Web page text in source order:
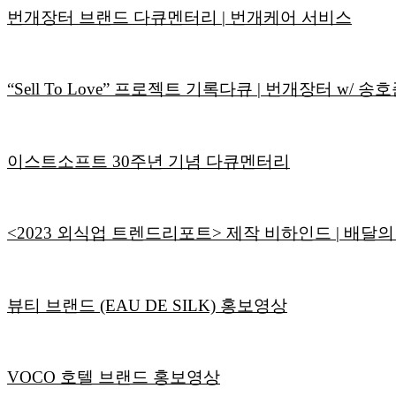
번개장터 브랜드 다큐멘터리 | 번개케어 서비스
“Sell To Love” 프로젝트 기록다큐 | 번개장터 w/ 송호
이스트소프트 30주년 기념 다큐멘터리
<2023 외식업 트렌드리포트> 제작 비하인드 | 배달
뷰티 브랜드 (EAU DE SILK) 홍보영상
VOCO 호텔 브랜드 홍보영상